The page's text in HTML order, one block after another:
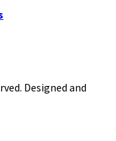
Designed and